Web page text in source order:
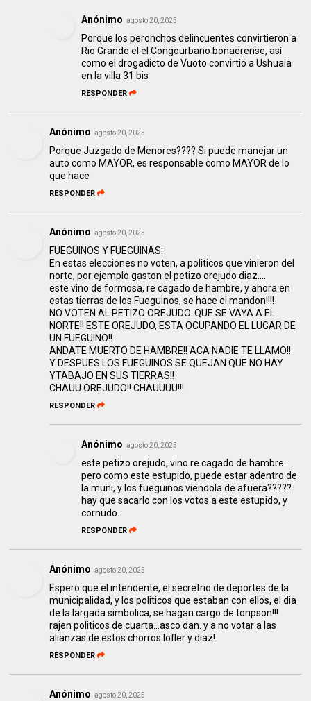
Anónimo agosto 20, 2025
Porque los peronchos delincuentes convirtieron a
Rio Grande el el Congourbano bonaerense, así
como el drogadicto de Vuoto convirtió a Ushuaia
en la villa 31 bis
RESPONDER
Anónimo agosto 20, 2025
Porque Juzgado de Menores???? Si puede manejar un
auto como MAYOR, es responsable como MAYOR de lo
que hace
RESPONDER
Anónimo agosto 20, 2025
FUEGUINOS Y FUEGUINAS:
En estas elecciones no voten, a politicos que vinieron del
norte, por ejemplo gaston el petizo orejudo diaz....
este vino de formosa, re cagado de hambre, y ahora en
estas tierras de los Fueguinos, se hace el mandon!!!!
NO VOTEN AL PETIZO OREJUDO. QUE SE VAYA A EL
NORTE!! ESTE OREJUDO, ESTA OCUPANDO EL LUGAR DE
UN FUEGUINO!!
ANDATE MUERTO DE HAMBRE!! ACA NADIE TE LLAMO!!
Y DESPUES LOS FUEGUINOS SE QUEJAN QUE NO HAY
YTABAJO EN SUS TIERRAS!!
CHAUU OREJUDO!! CHAUUUU!!!
RESPONDER
Anónimo agosto 20, 2025
este petizo orejudo, vino re cagado de hambre.
pero como este estupido, puede estar adentro de
la muni, y los fueguinos viendola de afuera?????
hay que sacarlo con los votos a este estupido, y
cornudo.
RESPONDER
Anónimo agosto 20, 2025
Espero que el intendente, el secretrio de deportes de la
municipalidad, y los politicos que estaban con ellos, el dia
de la largada simbolica, se hagan cargo de tonpson!!!
rajen politicos de cuarta...asco dan. y a no votar a las
alianzas de estos chorros lofler y diaz!
RESPONDER
Anónimo agosto 20, 2025